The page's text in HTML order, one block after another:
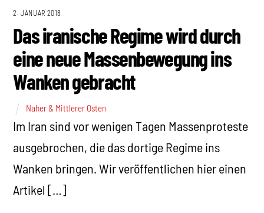
2. JANUAR 2018
Das iranische Regime wird durch
eine neue Massenbewegung ins
Wanken gebracht
Naher & Mittlerer Osten
Im Iran sind vor wenigen Tagen Massenproteste
ausgebrochen, die das dortige Regime ins
Wanken bringen. Wir veröffentlichen hier einen
Artikel […]